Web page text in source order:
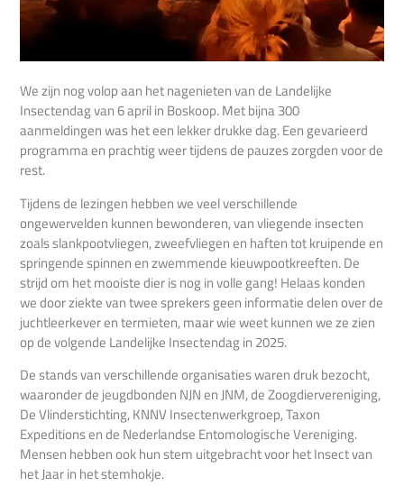
We zijn nog volop aan het nagenieten van de Landelijke
Insectendag van 6 april in Boskoop. Met bijna 300
aanmeldingen was het een lekker drukke dag. Een gevarieerd
programma en prachtig weer tijdens de pauzes zorgden voor de
rest.
Tijdens de lezingen hebben we veel verschillende
ongewervelden kunnen bewonderen, van vliegende insecten
zoals slankpootvliegen, zweefvliegen en haften tot kruipende en
springende spinnen en zwemmende kieuwpootkreeften. De
strijd om het mooiste dier is nog in volle gang! Helaas konden
we door ziekte van twee sprekers geen informatie delen over de
juchtleerkever en termieten, maar wie weet kunnen we ze zien
op de volgende Landelijke Insectendag in 2025.
De stands van verschillende organisaties waren druk bezocht,
waaronder de jeugdbonden NJN en JNM, de Zoogdiervereniging,
De Vlinderstichting, KNNV Insectenwerkgroep, Taxon
Expeditions en de Nederlandse Entomologische Vereniging.
Mensen hebben ook hun stem uitgebracht voor het Insect van
het Jaar in het stemhokje.